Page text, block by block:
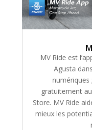
MV Ride est
Agusta
numériques
gratuitement
Store. MV Ride
mieux les